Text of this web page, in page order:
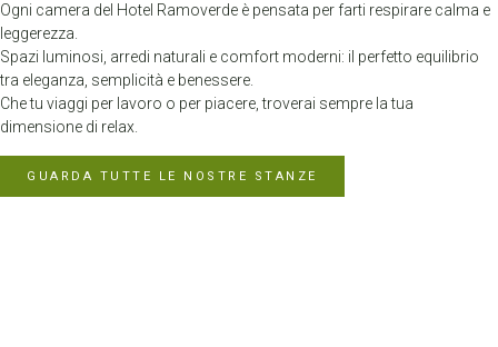
Ogni camera del Hotel Ramoverde è pensata per farti respirare calma e
leggerezza.
Spazi luminosi, arredi naturali e comfort moderni: il perfetto equilibrio
tra eleganza, semplicità e benessere.
Che tu viaggi per lavoro o per piacere, troverai sempre la tua
dimensione di relax.
GUARDA TUTTE LE NOSTRE STANZE